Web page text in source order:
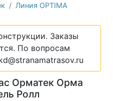
белье)
матрасы)
Линия OPTIMA
Заказы
По вопросам
Орматек Орма
Ролл